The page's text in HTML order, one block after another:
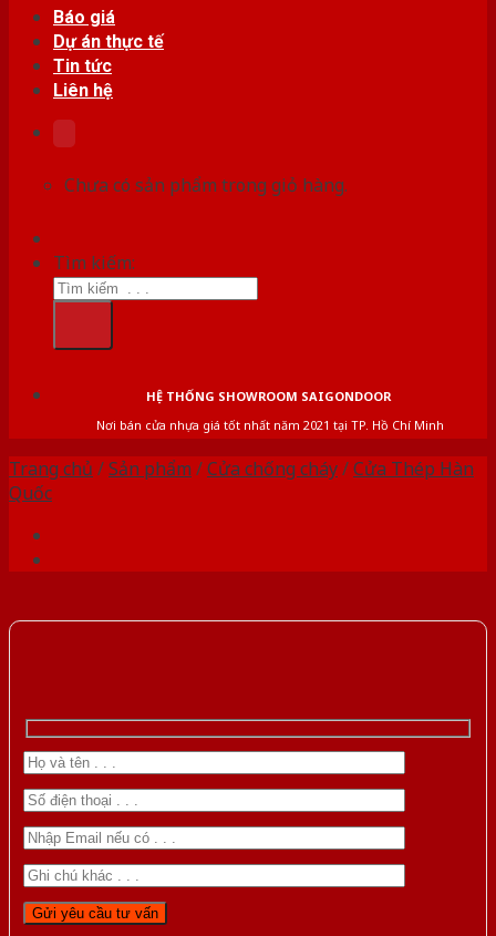
Báo giá
Dự án thực tế
Tin tức
Liên hệ
Chưa có sản phẩm trong giỏ hàng.
Tìm kiếm:
HỆ THỐNG SHOWROOM SAIGONDOOR
Nơi bán cửa nhựa giá tốt nhất năm 2021 tại TP. Hồ Chí Minh
Trang chủ /Sản phẩm /Cửa chống cháy/Cửa Thép Hàn
Quốc